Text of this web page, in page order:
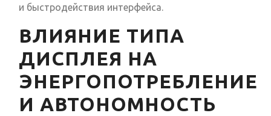
и быстродействия интерфейса.
ВЛИЯНИЕ ТИПА
ДИСПЛЕЯ НА
ЭНЕРГОПОТРЕБЛЕНИЕ
И АВТОНОМНОСТЬ